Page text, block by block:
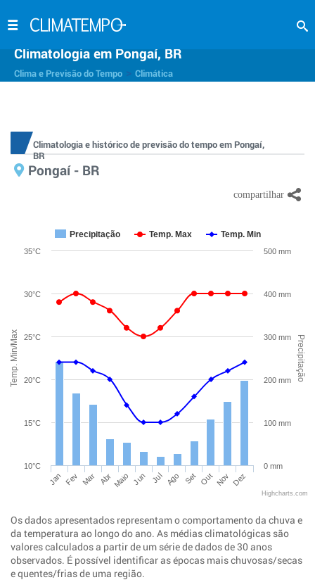
Climatologia em Pongaí, BR
Clima e Previsão do Tempo Climática
Climatologia e histórico de previsão do tempo em Pongaí,
BR
Pongaí - BR
Temp. Min/Max Precipitação
Precipitação Temp. Max Temp. Min
Jan Fev Mar Abr Maio Jun Jul Ago Set Out Nov Dez
10°C
15°C
20°C
25°C
30°C
35°C
0 mm
100 mm
200 mm
300 mm
400 mm
500 mm
Highcharts.com
Os dados apresentados representam o comportamento da chuva e
da temperatura ao longo do ano. As médias climatológicas são
valores calculados a partir de um série de dados de 30 anos
observados. É possível identificar as épocas mais chuvosas/secas
e quentes/frias de uma região.